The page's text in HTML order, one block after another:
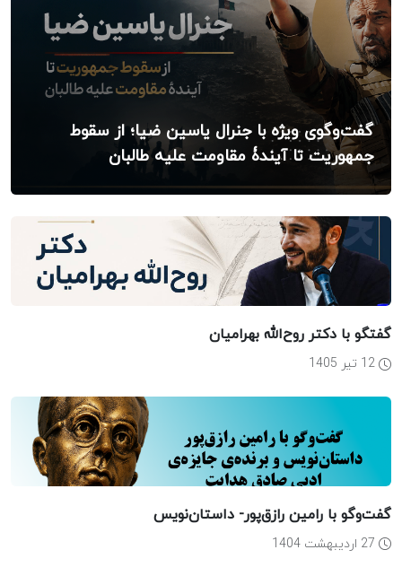
گفت‌وگوی ویژه با جنرال یاسین ضیا؛ از سقوط
جمهوریت تا آیندۀ مقاومت علیه طالبان
گفتگو با دکتر روح‌الله بهرامیان
گفت‌وگو با رامین رازق‌پور- داستان‌نویس